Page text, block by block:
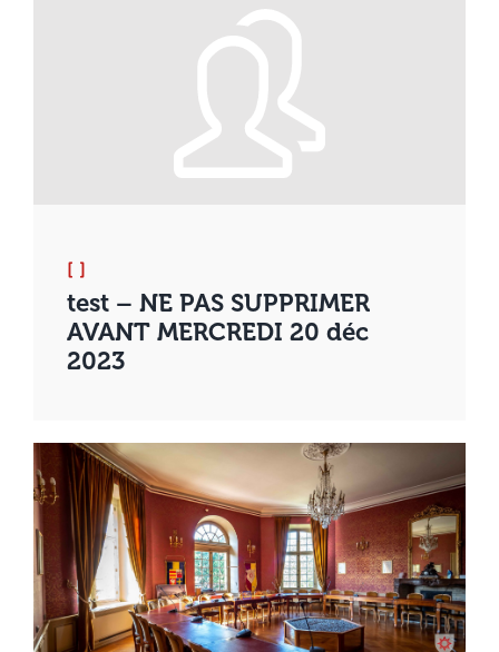
[ ]
test – NE PAS SUPPRIMER
AVANT MERCREDI 20 déc
2023